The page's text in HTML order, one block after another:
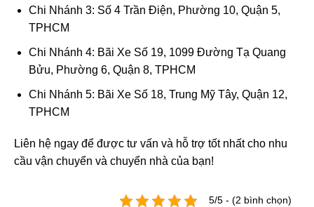
Chi Nhánh 3: Số 4 Trần Điện, Phường 10, Quận 5,
TPHCM
Chi Nhánh 4: Bãi Xe Số 19, 1099 Đường Tạ Quang
Bửu, Phường 6, Quận 8, TPHCM
Chi Nhánh 5: Bãi Xe Số 18, Trung Mỹ Tây, Quận 12,
TPHCM
Liên hệ ngay để được tư vấn và hỗ trợ tốt nhất cho nhu
cầu vận chuyển và chuyển nhà của bạn!
5/5 - (2 bình chọn)